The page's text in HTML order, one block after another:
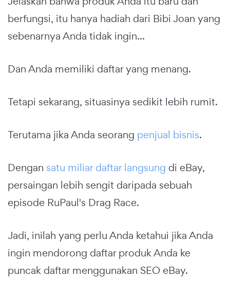
berfungsi, itu hanya hadiah dari Bibi Joan yang
sebenarnya Anda tidak ingin...
Dan Anda memiliki daftar yang menang.
Tetapi sekarang, situasinya sedikit lebih rumit.
Terutama jika Anda seorang penjual bisnis.
Dengan satu miliar daftar langsung di eBay,
persaingan lebih sengit daripada sebuah
episode RuPaul's Drag Race.
Jadi, inilah yang perlu Anda ketahui jika Anda
ingin mendorong daftar produk Anda ke
puncak daftar menggunakan SEO eBay.